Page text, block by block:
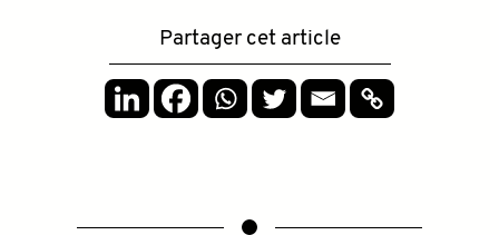
Partager cet article